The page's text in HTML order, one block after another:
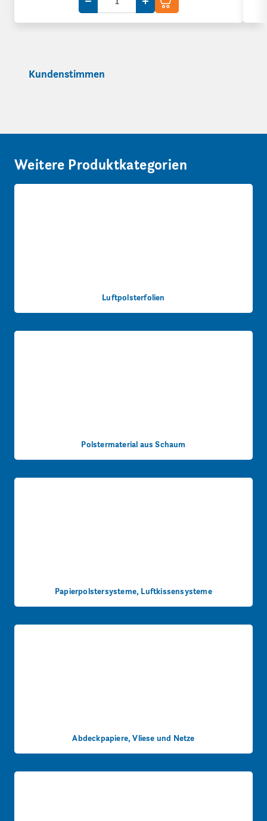
Menge um eine VE reduzieren
Menge um eine VE erhöhen
Kundenstimmen
Weitere Produktkategorien
Luftpolsterfolien
Polstermaterial aus Schaum
Papierpolstersysteme, Luftkissensysteme
Abdeckpapiere, Vliese und Netze